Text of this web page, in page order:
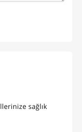
sağlık